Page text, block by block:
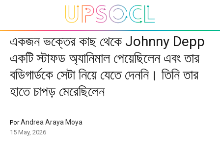
একজন ভক্তের কাছ থেকে Johnny Depp
একটি স্টাফড অ্যানিমাল পেয়েছিলেন এবং তার
বডিগার্ডকে সেটা নিয়ে যেতে দেননি। তিনি তার
হাতে চাপড় মেরেছিলেন
PorAndrea Araya Moya
15 May, 2026